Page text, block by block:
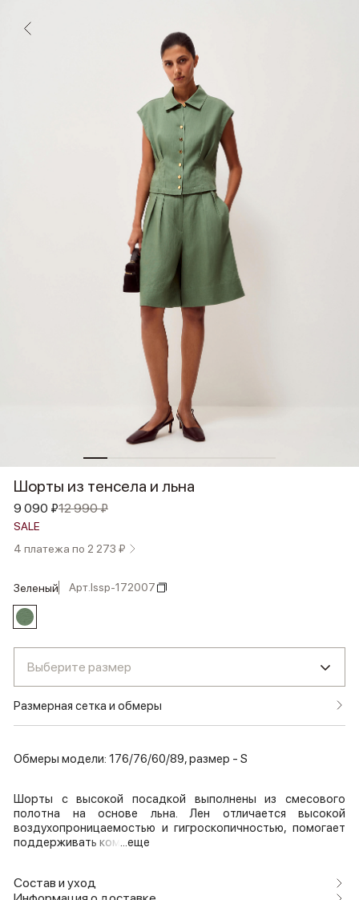
Шорты из тенсела и льна
9 090 ₽12 990 ₽
SALE
4 платежа по 2 273 ₽
зеленый Арт.lssp-172007
Выберите размер
Размерная сетка и обмеры
Обмеры модели: 176/76/60/89, размер - S
Шорты с высокой посадкой выполнены из смесового
полотна на основе льна. Лен отличается высокой
воздухопроницаемостью и гигроскопичностью, помогает
поддерживать ком ...еще
Состав и уход